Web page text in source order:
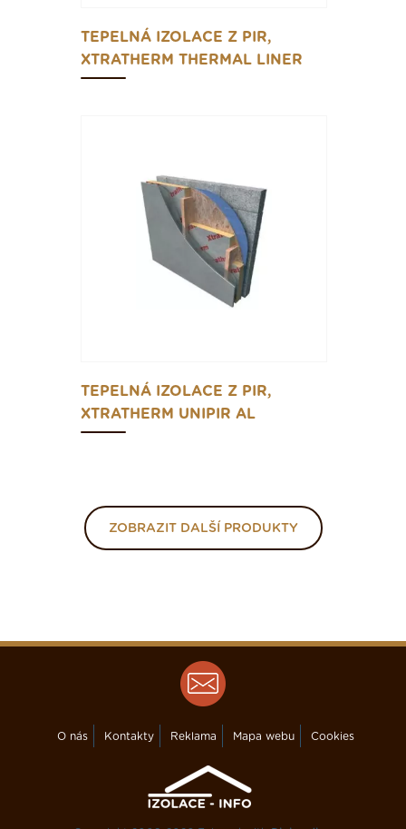
TEPELNÁ IZOLACE Z PIR,
XTRATHERM THERMAL LINER
TEPELNÁ IZOLACE Z PIR,
XTRATHERM UNIPIR AL
ZOBRAZIT DALŠÍ PRODUKTY
O nás Kontakty Reklama Mapa webu Cookies